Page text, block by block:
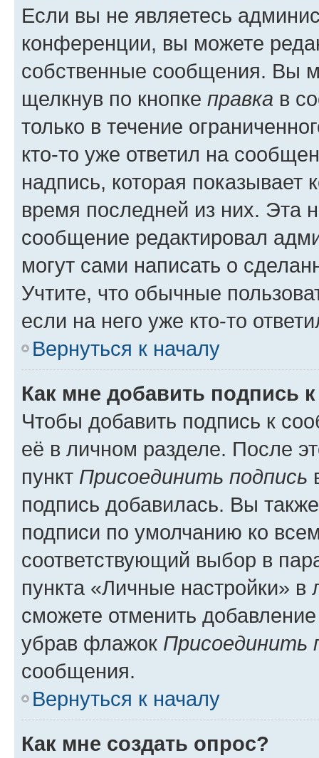
Если вы не являетесь
конференции, вы можете
собственные сообщения. Вы
щелкнув по кнопке правка в
только в течение
кто-то уже ответил на
надпись, которая показывает
время последней из них. Эта
сообщение редактировал
могут сами написать о
Учтите, что обычные
если на него уже кто-то
Вернуться к началу
Как мне добавить подпись
Чтобы добавить подпись к
её в личном разделе. После
пункт Присоединить подпись
подпись добавилась. Вы
подписи по умолчанию ко
соответствующий выбор в
пункта «Личные настройки»
сможете отменить
убрав флажок Присоединить
сообщения.
Вернуться к началу
Как мне создать опрос?